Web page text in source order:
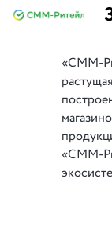
«СММ-
«СММ-